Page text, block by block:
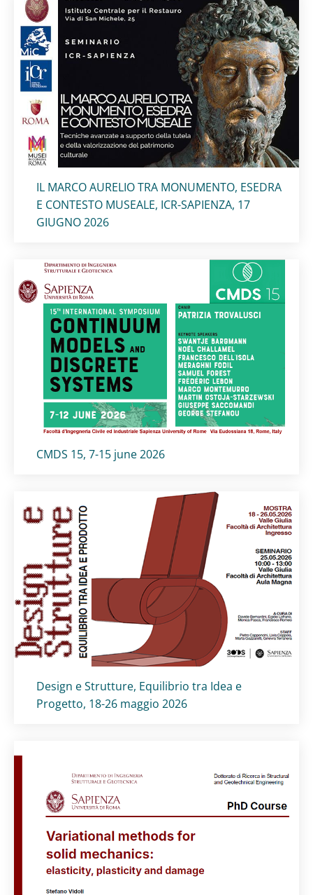
Titolo card:
IL MARCO AURELIO TRA MONUMENTO, ESEDRA
E CONTESTO MUSEALE, ICR-SAPIENZA, 17
GIUGNO 2026
Titolo card:
CMDS 15, 7-15 june 2026
Titolo card:
Design e Strutture, Equilibrio tra Idea e
Progetto, 18-26 maggio 2026